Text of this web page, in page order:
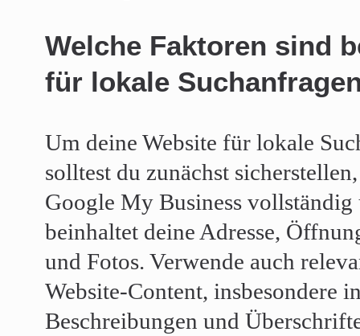
Welche Faktoren sind
für lokale
Um deine Website für lokale
solltest du zunächst
Google My Business
beinhaltet deine Adresse,
und Fotos. Verwende auch
Website-Content, insbesondere
Beschreibungen und